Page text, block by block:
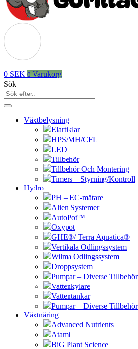
0 SEK 0 Varukorg
Sök
Växtbelysning
Elartiklar
HPS/MH/CFL
LED
Tillbehör
Tillbehör Och Montering
Timers – Styrning/Kontroll
Hydro
PH – EC-mätare
Alien Systemer
AutoPot™
Oxypot
GHE®/ Terra Aquatica®
Vertikala Odlingssystem
Wilma Odlingssystem
Droppsystem
Pumpar – Diverse Tillbehör
Vattenkylare
Vattentankar
Pumpar – Diverse Tillbehör
Växtnäring
Advanced Nutrients
Atami
BiG Plant Science